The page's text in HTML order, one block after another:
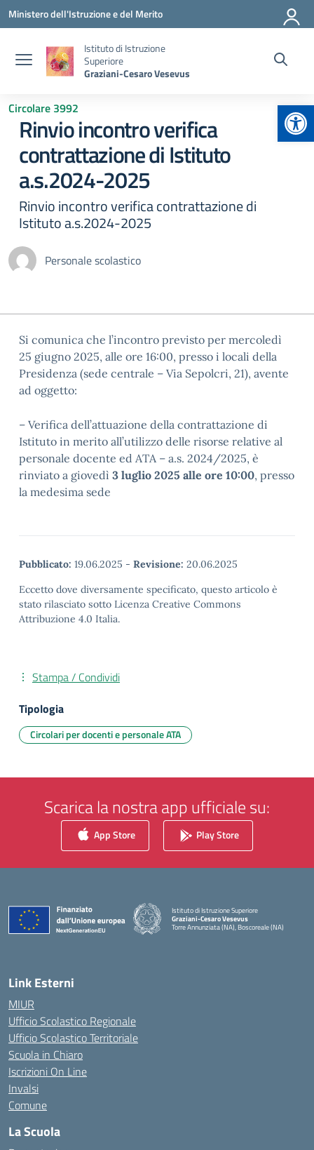
Vai ai contenuti
Vai al menu di navigazione
Vai al footer
Ministero dell'Istruzione e del Merito
Istituto di Istruzione
Superiore
Graziani-Cesaro Vesevus
Circolare 3992
Rinvio incontro verifica
contrattazione di Istituto
a.s.2024-2025
Rinvio incontro verifica contrattazione di
Istituto a.s.2024-2025
Personale scolastico
Si comunica che l’incontro previsto per mercoledì
25 giugno 2025, alle ore 16:00, presso i locali della
Presidenza (sede centrale – Via Sepolcri, 21), avente
ad oggetto:
– Verifica dell’attuazione della contrattazione di
Istituto in merito all’utilizzo delle risorse relative al
personale docente ed ATA – a.s. 2024/2025, è
rinviato a giovedì 3 luglio 2025 alle ore 10:00, presso
la medesima sede
Pubblicato: 19.06.2025 - Revisione: 20.06.2025
Eccetto dove diversamente specificato, questo articolo è
stato rilasciato sotto Licenza Creative Commons
Attribuzione 4.0 Italia.
Stampa / Condividi
Tipologia
Circolari per docenti e personale ATA
Scarica la nostra app ufficiale su:
App Store Play Store
Istituto di Istruzione Superiore
Graziani-Cesaro Vesevus
Torre Annunziata (NA), Boscoreale (NA)
Link Esterni
MIUR
Ufficio Scolastico Regionale
Ufficio Scolastico Territoriale
Scuola in Chiaro
Iscrizioni On Line
Invalsi
Comune
La Scuola